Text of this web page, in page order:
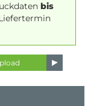
bis